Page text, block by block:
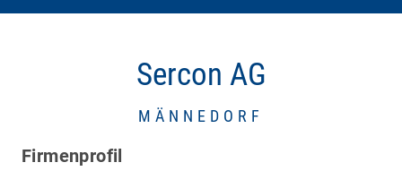
Sercon AG
MÄNNEDORF
Firmenprofil